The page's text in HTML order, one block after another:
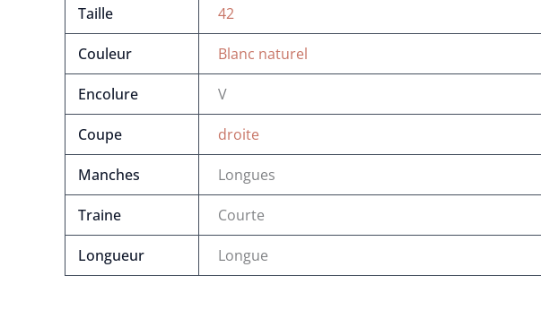
Taille 42
Couleur Blanc naturel
Encolure V
Coupe droite
Manches Longues
Traine Courte
Longueur Longue